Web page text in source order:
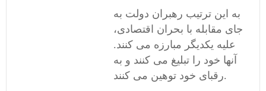
به این ترتیب رهبران دولت به
جای مقابله با بحران اقتصادی،
علیه یکدیگر مبارزه می کنند.
آنها خود را تبلیغ می کنند و به
رقبای خود توهین می کنند.